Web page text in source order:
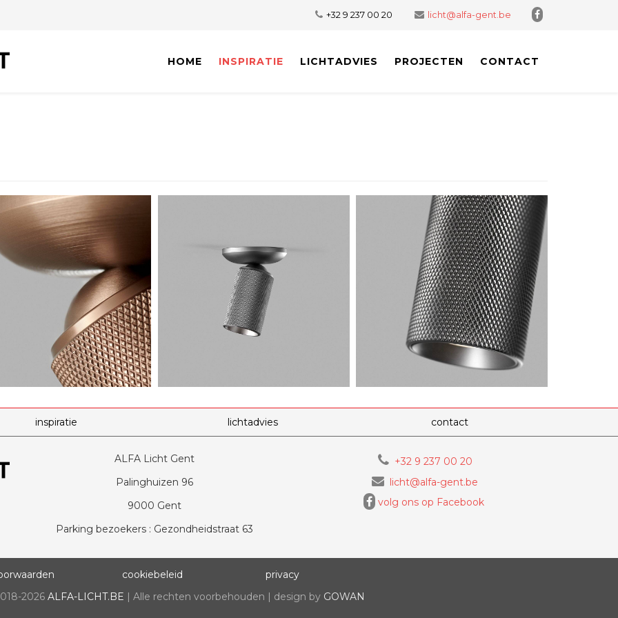
+32 9 237 00 20 licht@alfa-gent.be
HOME INSPIRATIE LICHTADVIES PROJECTEN CONTACT
inspiratie lichtadvies contact
ALFA Licht Gent
Palinghuizen 96
9000 Gent
Parking bezoekers : Gezondheidstraat 63
+32 9 237 00 20
licht@alfa-gent.be
volg ons op Facebook
cookiebeleid
privacy
2026 ALFA-LICHT.BE | Alle rechten voorbehouden | design by GOWAN